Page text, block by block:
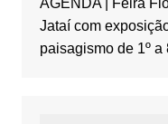
AGENDA | Feira
Jataí com
paisagismo de 1º a